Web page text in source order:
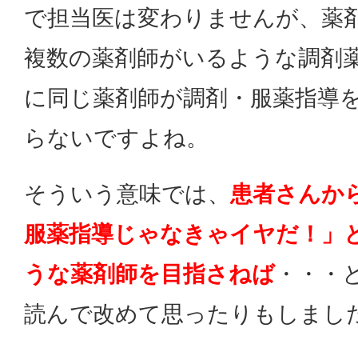
で担当医は変わりませんが、薬
複数の薬剤師がいるような調剤
に同じ薬剤師が調剤・服薬指導
らないですよね。
そういう意味では、 患者さんか
服薬指導じゃなきゃイヤだ！」
うな薬剤師を目指さねば・・・
読んで改めて思ったりもしまし